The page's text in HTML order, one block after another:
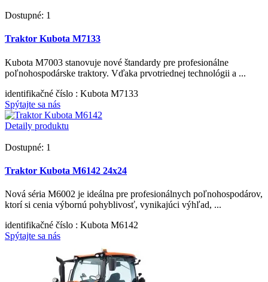
Dostupné: 1
Traktor Kubota M7133
Kubota M7003 stanovuje nové štandardy pre profesionálne
poľnohospodárske traktory. Vďaka prvotriednej technológii a ...
identifikačné číslo : Kubota M7133
Spýtajte sa nás
Detaily produktu
Dostupné: 1
Traktor Kubota M6142 24x24
Nová séria M6002 je ideálna pre profesionálnych poľnohospodárov,
ktorí si cenia výbornú pohyblivosť, vynikajúci výhľad, ...
identifikačné číslo : Kubota M6142
Spýtajte sa nás